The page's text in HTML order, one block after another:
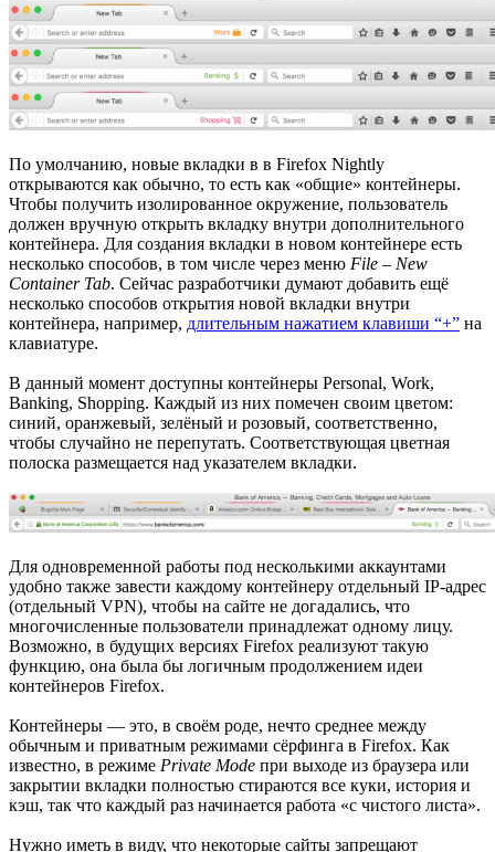
По умолчанию, новые вкладки в в Firefox Nightly
открываются как обычно, то есть как «общие» контейнеры.
Чтобы получить изолированное окружение, пользователь
должен вручную открыть вкладку внутри дополнительного
контейнера. Для создания вкладки в новом контейнере есть
несколько способов, в том числе через меню File – New
Container Tab. Сейчас разработчики думают добавить ещё
несколько способов открытия новой вкладки внутри
контейнера, например, длительным нажатием клавиши “+” на
клавиатуре.
В данный момент доступны контейнеры Personal, Work,
Banking, Shopping. Каждый из них помечен своим цветом:
синий, оранжевый, зелёный и розовый, соответственно,
чтобы случайно не перепутать. Соответствующая цветная
полоска размещается над указателем вкладки.
Для одновременной работы под несколькими аккаунтами
удобно также завести каждому контейнеру отдельный IP-адрес
(отдельный VPN), чтобы на сайте не догадались, что
многочисленные пользователи принадлежат одному лицу.
Возможно, в будущих версиях Firefox реализуют такую
функцию, она была бы логичным продолжением идеи
контейнеров Firefox.
Контейнеры — это, в своём роде, нечто среднее между
обычным и приватным режимами сёрфинга в Firefox. Как
известно, в режиме Private Mode при выходе из браузера или
закрытии вкладки полностью стираются все куки, история и
кэш, так что каждый раз начинается работа «с чистого листа».
Нужно иметь в виду, что некоторые сайты запрещают